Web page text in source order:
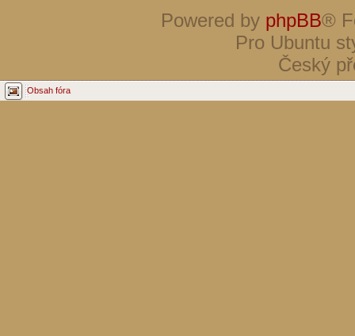
Powered by phpBB®
Pro Ubuntu
Český
Obsah fóra